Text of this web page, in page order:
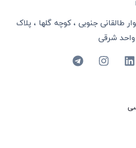
طالقانی جنوبی ، کوچه گلها ، پلاک